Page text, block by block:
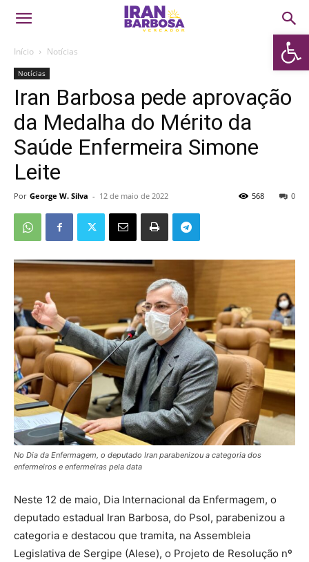
Abrir
Início Notícias
Notícias
Iran Barbosa pede aprovação
da Medalha do Mérito da
Saúde Enfermeira Simone
Leite
Por George W. Silva - 12 de maio de 2022 0
568
No Dia da Enfermagem, o deputado Iran parabenizou a categoria dos
enfermeiros e enfermeiras pela data
Neste 12 de maio, Dia Internacional da Enfermagem, o
deputado estadual Iran Barbosa, do Psol, parabenizou a
categoria e destacou que tramita, na Assembleia
Legislativa de Sergipe (Alese), o Projeto de Resolução nº